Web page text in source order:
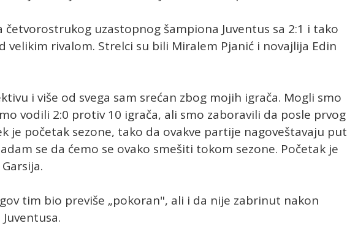
četvorostrukog uzastopnog šampiona Juventus sa 2:1 i tako
velikim rivalom. Strelci su bili Miralem Pjanić i novajlija Edin
i više od svega sam srećan zbog mojih igrača. Mogli smo
vodili 2:0 protiv 10 igrača, ali smo zaboravili da posle prvog
je početak sezone, tako da ovakve partije nagoveštavaju put
se da ćemo se ovako smešiti tokom sezone. Početak je
tim bio previše „pokoran", ali i da nije zabrinut nakon